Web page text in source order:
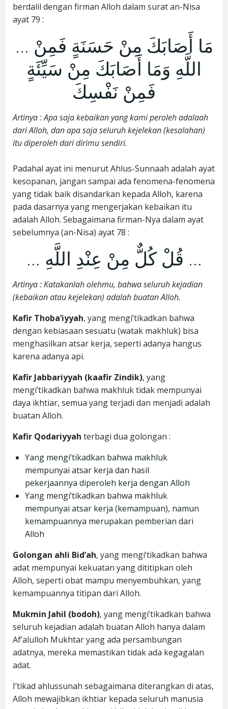
berdalil dengan firman Alloh dalam surat an-Nisa
ayat 79 :
… مَا أَصَابَكَ مِنْ حَسَنَةٍ فَمِنْ
اللَّهِ وَمَا أَصَابَكَ مِنْ سَيِّئَةٍ
فَمِنْ نَفْسِكَ
Artinya : Apa saja kebaikan yang kami peroleh adalaah
dari Alloh, dan apa saja seluruh kejelekan (kesalahan)
itu diperoleh dari dirimu sendiri.
Padahal ayat ini menurut Ahlus-Sunnaah adalah ayat
kesopanan, jangan sampai ada fenomena-fenomena
yang tidak baik disandarkan kepada Alloh, karena
pada dasarnya yang mengerjakan kebaikan itu
adalah Alloh. Sebagaimana firman-Nya dalam ayat
sebelumnya (an-Nisa) ayat 78 :
… قُلْ كُلٌّ مِنْ عِنْدِ اللَّهِ …
Artinya : Katakanlah olehmu, bahwa seluruh kejadian
(kebaikan atau kejelekan) adalah buatan Alloh.
Kafir Thoba’iyyah, yang mengi’tikadkan bahwa
dengan kebiasaan sesuatu (watak makhluk) bisa
menghasilkan atsar kerja, seperti adanya hangus
karena adanya api.
Kafir Jabbariyyah (kaafir Zindik), yang
mengi’tikadkan bahwa makhluk tidak mempunyai
daya ikhtiar, semua yang terjadi dan menjadi adalah
buatan Alloh.
Kafir Qodariyyah terbagi dua golongan :
Yang mengi’tikadkan bahwa makhluk
mempunyai atsar kerja dan hasil
pekerjaannya diperoleh kerja dengan Alloh
Yang mengi’tikadkan bahwa makhluk
mempunyai atsar kerja (kemampuan), namun
kemampuannya merupakan pemberian dari
Alloh
Golongan ahli Bid’ah, yang mengi’tikadkan bahwa
adat mempunyai kekuatan yang dititipkan oleh
Alloh, seperti obat mampu menyembuhkan, yang
kemampuannya titipan dari Alloh.
Mukmin Jahil (bodoh), yang mengi’tikadkan bahwa
seluruh kejadian adalah buatan Alloh hanya dalam
Af’alulloh Mukhtar yang ada persambungan
adatnya, mereka memastikan tidak ada kegagalan
adat.
I’tikad ahlussunah sebagaimana diterangkan di atas,
Alloh mewajibkan ikhtiar kepada seluruh manusia